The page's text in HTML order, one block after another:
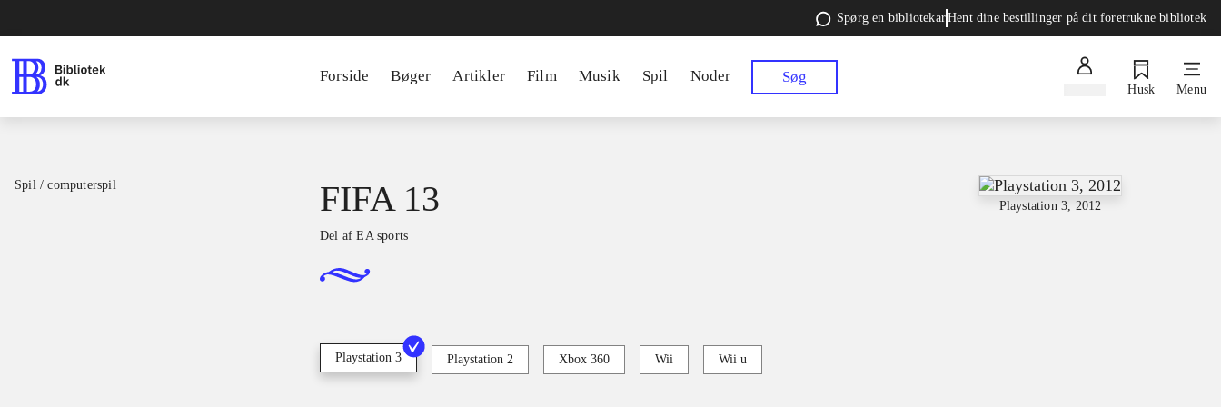
Spørg en bibliotekarHent dine bestillinger på dit foretrukne bibliotek
Forside Bøger Artikler Film Musik Spil Noder Søg
Husk Menu
Spil / computerspil
Playstation 3, 2012
FIFA 13
Del afEA sports
Playstation 3 Playstation 2 Xbox 360 Wii Wii u